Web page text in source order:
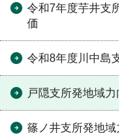
令和7年度芋井支
価
令和8年度川中島
戸隠支所発地域
篠ノ井支所発地